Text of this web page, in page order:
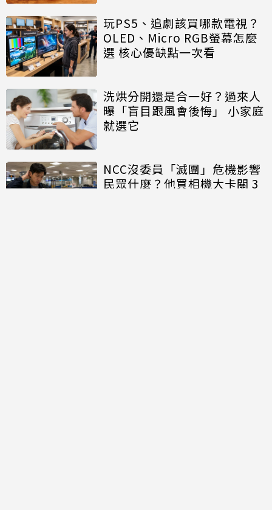
玩PS5、追劇該買哪款電視？
OLED、Micro RGB螢幕怎麼
選 核心優缺點一次看
洗烘分開還是合一好？過來人
曝「盲目跟風會後悔」 小家庭
就選它
NCC沒委員「滅團」危機影響
民眾什麼？他買相機大卡關 3